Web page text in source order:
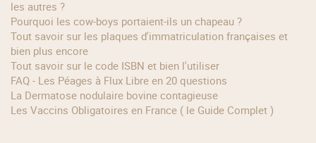
les autres ?
Pourquoi les cow‑boys portaient‑ils un chapeau ?
Tout savoir sur les plaques d'immatriculation françaises et
bien plus encore
Tout savoir sur le code ISBN et bien l'utiliser
FAQ - Les Péages à Flux Libre en 20 questions
La Dermatose nodulaire bovine contagieuse
Les Vaccins Obligatoires en France ( le Guide Complet )